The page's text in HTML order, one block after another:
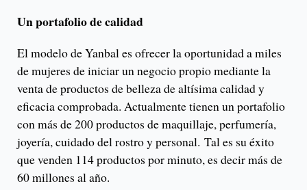
Un portafolio de calidad
El modelo de Yanbal es ofrecer la oportunidad a miles
de mujeres de iniciar un negocio propio mediante la
venta de productos de belleza de altísima calidad y
eficacia comprobada. Actualmente tienen un portafolio
con más de 200 productos de maquillaje, perfumería,
joyería, cuidado del rostro y personal. Tal es su éxito
que venden 114 productos por minuto, es decir más de
60 millones al año.